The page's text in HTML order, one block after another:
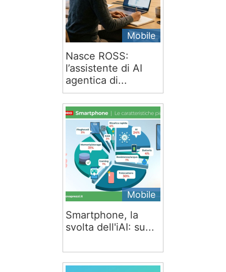
Mobile
Nasce ROSS:
l’assistente di AI
agentica di...
Mobile
Smartphone, la
svolta dell'iAI: su...